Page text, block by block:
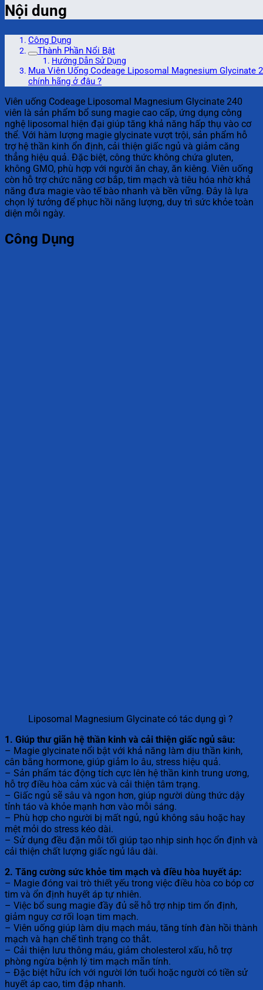
Nội dung
Công Dụng
Thành Phần Nổi Bật
Hướng Dẫn Sử Dụng
Mua Viên Uống Codeage Liposomal Magnesium Glycinate
chính hãng ở đâu ?
Viên uống Codeage Liposomal Magnesium Glycinate 240
viên là sản phẩm bổ sung magie cao cấp, ứng dụng công
nghệ liposomal hiện đại giúp tăng khả năng hấp thụ vào cơ
thể. Với hàm lượng magie glycinate vượt trội, sản phẩm hỗ
trợ hệ thần kinh ổn định, cải thiện giấc ngủ và giảm căng
thẳng hiệu quả. Đặc biệt, công thức không chứa gluten,
không GMO, phù hợp với người ăn chay, ăn kiêng. Viên uống
còn hỗ trợ chức năng cơ bắp, tim mạch và tiêu hóa nhờ khả
năng đưa magie vào tế bào nhanh và bền vững. Đây là lựa
chọn lý tưởng để phục hồi năng lượng, duy trì sức khỏe toàn
diện mỗi ngày.
Công Dụng
Liposomal Magnesium Glycinate có tác dụng gì ?
1. Giúp thư giãn hệ thần kinh và cải thiện giấc ngủ sâu:
– Magie glycinate nổi bật với khả năng làm dịu thần kinh,
cân bằng hormone, giúp giảm lo âu, stress hiệu quả.
– Sản phẩm tác động tích cực lên hệ thần kinh trung ương,
hỗ trợ điều hòa cảm xúc và cải thiện tâm trạng.
– Giấc ngủ sẽ sâu và ngon hơn, giúp người dùng thức dậy
tỉnh táo và khỏe mạnh hơn vào mỗi sáng.
– Phù hợp cho người bị mất ngủ, ngủ không sâu hoặc hay
mệt mỏi do stress kéo dài.
– Sử dụng đều đặn mỗi tối giúp tạo nhịp sinh học ổn định và
cải thiện chất lượng giấc ngủ lâu dài.
2. Tăng cường sức khỏe tim mạch và điều hòa huyết áp:
– Magie đóng vai trò thiết yếu trong việc điều hòa co bóp cơ
tim và ổn định huyết áp tự nhiên.
– Việc bổ sung magie đầy đủ sẽ hỗ trợ nhịp tim ổn định,
giảm nguy cơ rối loạn tim mạch.
– Viên uống giúp làm dịu mạch máu, tăng tính đàn hồi thành
mạch và hạn chế tình trạng co thắt.
– Cải thiện lưu thông máu, giảm cholesterol xấu, hỗ trợ
phòng ngừa bệnh lý tim mạch mãn tính.
– Đặc biệt hữu ích với người lớn tuổi hoặc người có tiền sử
huyết áp cao, tim đập nhanh.